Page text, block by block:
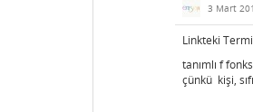
3 Mart
Linkteki
tanımlı f
çünkü kişi,